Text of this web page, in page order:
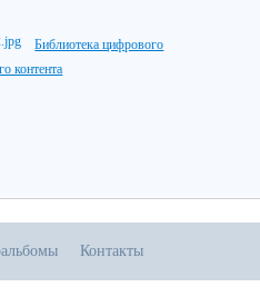
Библиотека цифрового
контента
Контакты